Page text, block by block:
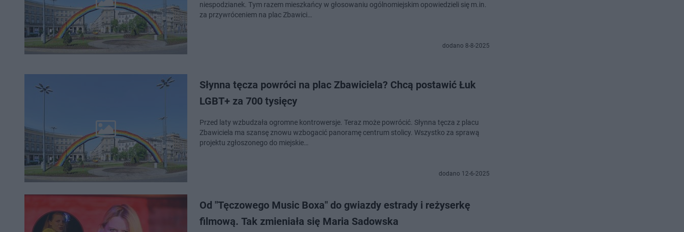
niespodzianek. Tym razem mieszkańcy w głosowaniu ogólnomiejskim opowiedzieli się m.in.
za przywróceniem na plac Zbawici…
dodano 8-8-2025
Słynna tęcza powróci na plac Zbawiciela? Chcą postawić Łuk
LGBT+ za 700 tysięcy
Przed laty wzbudzała ogromne kontrowersje. Teraz może powrócić. Słynna tęcza z placu
Zbawiciela ma szansę znowu wzbogacić panoramę centrum stolicy. Wszystko za sprawą
projektu zgłoszonego do miejskie…
dodano 12-6-2025
Od "Tęczowego Music Boxa" do gwiazdy estrady i reżyserkę
filmową. Tak zmieniała się Maria Sadowska